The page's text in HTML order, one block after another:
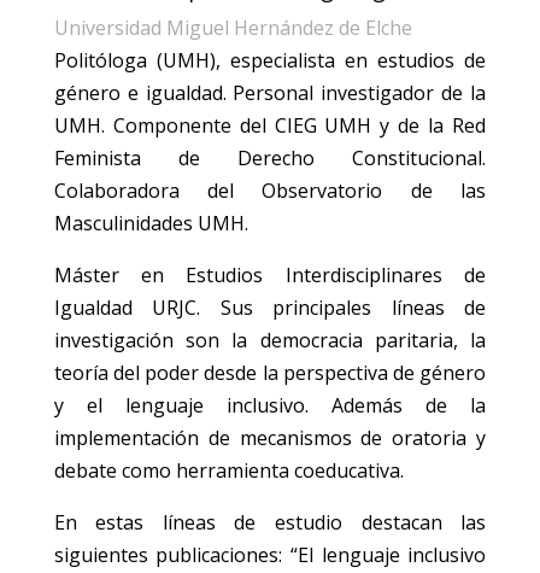
Universidad Miguel Hernández de Elche
Politóloga (UMH), especialista en estudios de
género e igualdad. Personal investigador de la
UMH. Componente del CIEG UMH y de la Red
Feminista de Derecho Constitucional.
Colaboradora del Observatorio de las
Masculinidades UMH.
Máster en Estudios Interdisciplinares de
Igualdad URJC. Sus principales líneas de
investigación son la democracia paritaria, la
teoría del poder desde la perspectiva de género
y el lenguaje inclusivo. Además de la
implementación de mecanismos de oratoria y
debate como herramienta coeducativa.
En estas líneas de estudio destacan las
siguientes publicaciones: “El lenguaje inclusivo